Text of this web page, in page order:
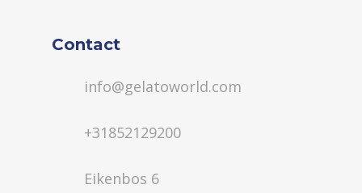
Contact
info@gelatoworld.com
+31852129200
Eikenbos 6